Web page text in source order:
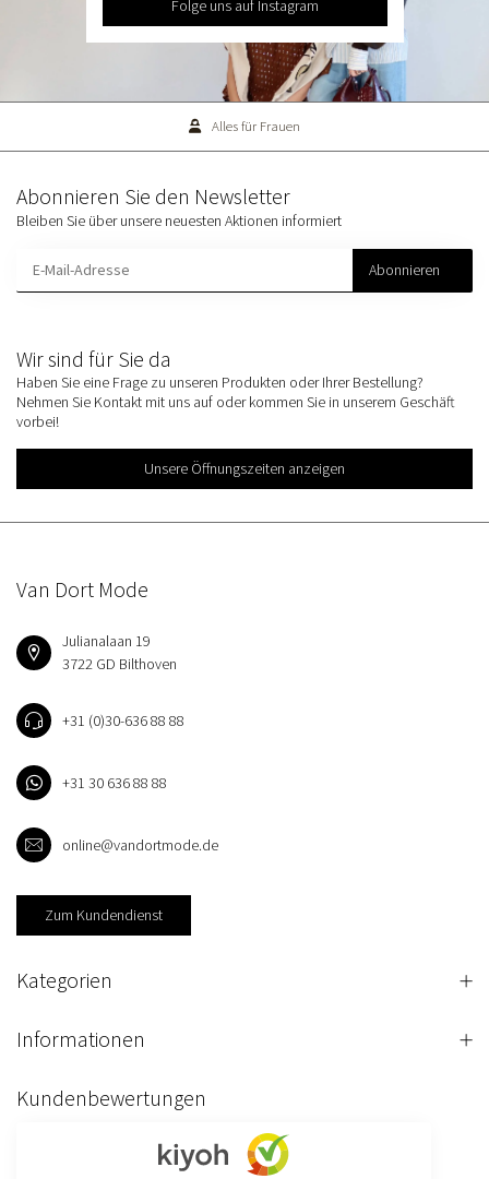
Folge uns auf Instagram
Alles für Frauen
Wir sind für Sie da
Haben Sie eine Frage zu unseren Produkten oder Ihrer Bestellung?
Nehmen Sie Kontakt mit uns auf oder kommen Sie in unserem Geschäft
vorbei!
Unsere Öffnungszeiten anzeigen
Abonnieren Sie den Newsletter
Bleiben Sie über unsere neuesten Aktionen informiert
Abonnieren
Van Dort Mode
Julianalaan 19
3722 GD Bilthoven
+31 (0)30-636 88 88
+31 30 636 88 88
online@vandortmode.de
Zum Kundendienst
Kategorien
Informationen
Kundenbewertungen